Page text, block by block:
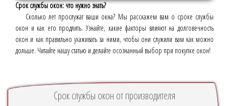
Срок службы окон: что нужно знать?
Сколько лет прослужат ваши окна? Мы расскажем вам о сроке службы
окон и как его продлить. Узнайте, какие факторы влияют на долговечность
окон и как правильно ухаживать за ними, чтобы они служили вам как можно
дольше. Читайте нашу статью и делайте осознанный выбор при покупке окон!
Срок службы окон от производителя